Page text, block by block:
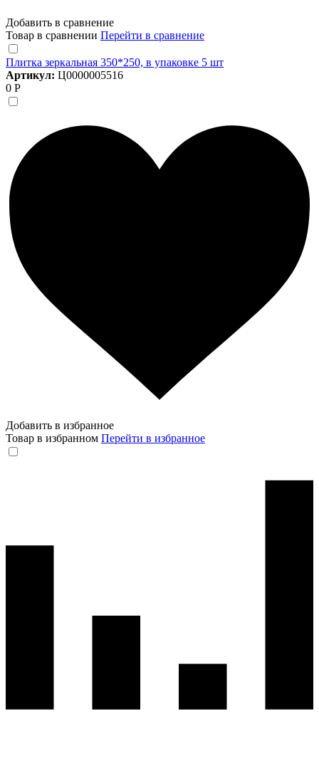
Добавить в сравнение
Товар в сравнении Перейти в сравнение
Плитка зеркальная 350*250, в упаковке 5 шт
Артикул: Ц0000005516
0 Р
Добавить в избранное
Товар в избранном Перейти в избранное